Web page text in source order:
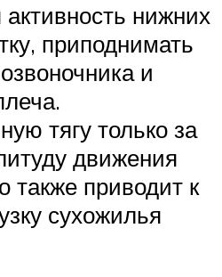
нижних
приподнимать
и
тягу только за
движения
также приводит к
сухожилья